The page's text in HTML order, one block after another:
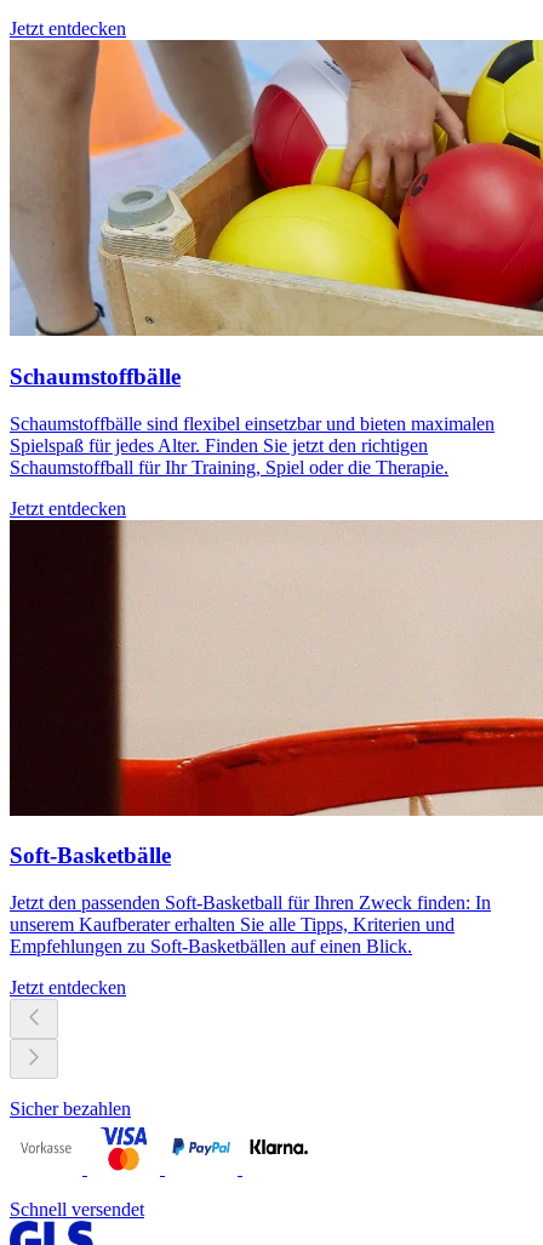
Jetzt entdecken
Schaumstoffbälle
Schaumstoffbälle sind flexibel einsetzbar und bieten maximalen
Spielspaß für jedes Alter. Finden Sie jetzt den richtigen
Schaumstoffball für Ihr Training, Spiel oder die Therapie.
Jetzt entdecken
Soft-Basketbälle
Jetzt den passenden Soft-Basketball für Ihren Zweck finden: In
unserem Kaufberater erhalten Sie alle Tipps, Kriterien und
Empfehlungen zu Soft-Basketbällen auf einen Blick.
Jetzt entdecken
Sicher bezahlen
Schnell versendet